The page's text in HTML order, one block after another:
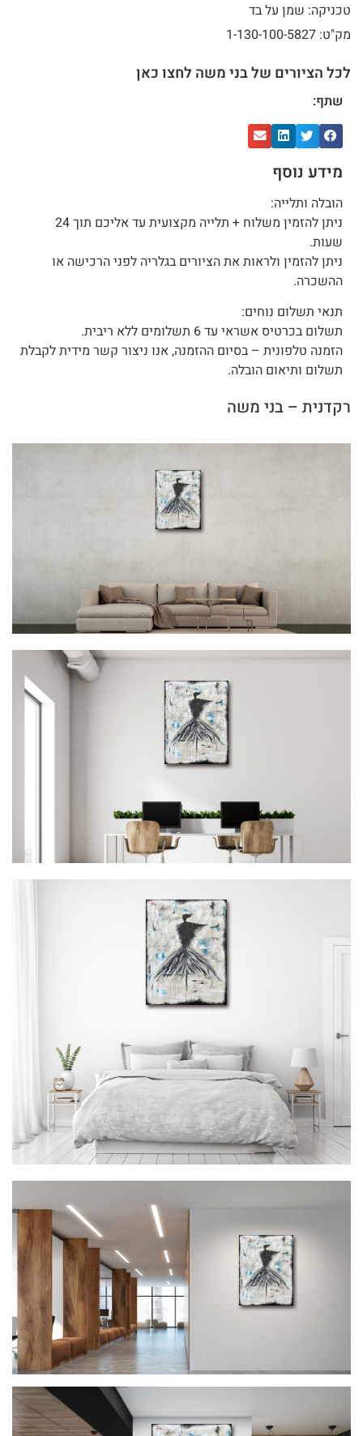
טכניקה: שמן על בד
מק"ט: 1-130-100-5827
לכל הציורים של בני משה לחצו כאן
שתף:
מידע נוסף
הובלה ותלייה:
ניתן להזמין משלוח + תלייה מקצועית עד אליכם תוך 24
שעות.
ניתן להזמין ולראות את הציורים בגלריה לפני הרכישה או
ההשכרה.
תנאי תשלום נוחים:
תשלום בכרטיס אשראי עד 6 תשלומים ללא ריבית.
הזמנה טלפונית – בסיום ההזמנה, אנו ניצור קשר מידית לקבלת
תשלום ותיאום הובלה.
רקדנית – בני משה